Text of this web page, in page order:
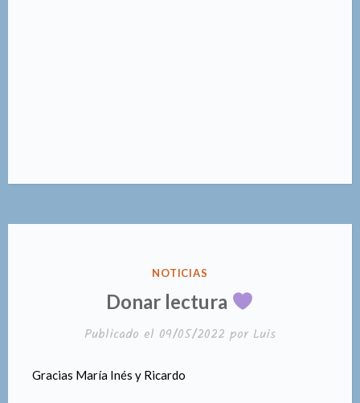
PUBLICADO
NOTICIAS
Donar lectura
Publicado el 09/05/2022 por Luis
Gracias María Inés y Ricardo